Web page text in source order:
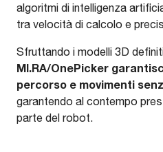
algoritmi di intelligenza
tra velocità di calcolo e
Sfruttando i modelli 3D
MI.RA/OnePicker
percorso e movimenti
garantendo al contempo
parte del robot.